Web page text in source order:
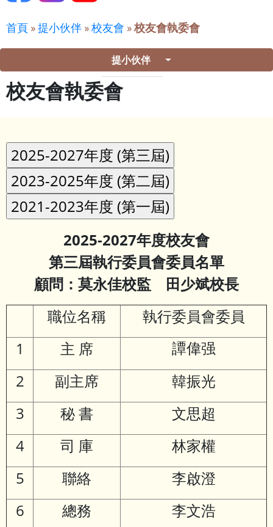
首頁 »提小伙伴 »校友會 »校友會執委會
提小伙伴
校友會執委會
2025-2027年度校友會
第三屆執行委員會委員名單
顧問：莫永佳校監 田少斌校長
職位名稱
執行委員會委員
1
主 席 譚偉强
2 副主席
韓振光
3
秘 書
文思超
4
司 庫
林家權
5
聯絡
李啟澄
6
總務
李文浩